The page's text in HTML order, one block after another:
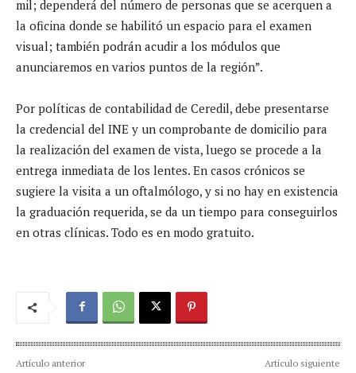
mil; dependerá del número de personas que se acerquen a
la oficina donde se habilitó un espacio para el examen
visual; también podrán acudir a los módulos que
anunciaremos en varios puntos de la región”.
Por políticas de contabilidad de Ceredil, debe presentarse
la credencial del INE y un comprobante de domicilio para
la realización del examen de vista, luego se procede a la
entrega inmediata de los lentes. En casos crónicos se
sugiere la visita a un oftalmólogo, y si no hay en existencia
la graduación requerida, se da un tiempo para conseguirlos
en otras clínicas. Todo es en modo gratuito.
Artículo anterior Artículo siguiente